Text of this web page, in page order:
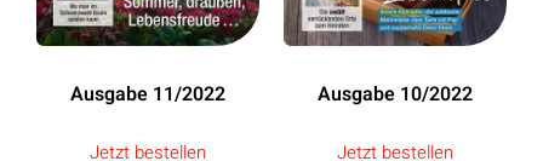
Ausgabe 11/2022
Jetzt bestellen
Ausgabe 10/2022
Jetzt bestellen